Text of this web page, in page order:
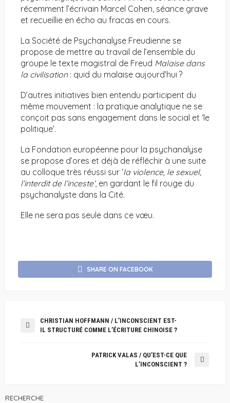
récemment l’écrivain Marcel Cohen, séance grave
et recueillie en écho au fracas en cours.
La Société de Psychanalyse Freudienne se
propose de mettre au travail de l’ensemble du
groupe le texte magistral de Freud Malaise dans
la civilisation : quid du malaise aujourd’hui ?
D’autres initiatives bien entendu participent du
même mouvement : la pratique analytique ne se
conçoit pas sans engagement dans le social et ‘le
politique’.
La Fondation européenne pour la psychanalyse
se propose d’ores et déjà de réfléchir à une suite
au colloque très réussi sur ‘la violence, le sexuel,
l’interdit de l’inceste’, en gardant le fil rouge du
psychanalyste dans la Cité.
Elle ne sera pas seule dans ce vœu.
SHARE ON FACEBOOK
CHRISTIAN HOFFMANN / L’INCONSCIENT EST-
IL STRUCTURÉ COMME L’ÉCRITURE CHINOISE ?
PATRICK VALAS / QU’EST-CE QUE
L’INCONSCIENT ?
RECHERCHE